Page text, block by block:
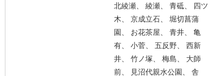
北綾瀬、 綾瀬、 青砥、 四ツ
木、 京成立石、 堀切菖蒲
園、 お花茶屋、 青井、 亀
有、 小菅、 五反野、 西新
井、 竹ノ塚、 梅島、 大師
前、 見沼代親水公園、 舎